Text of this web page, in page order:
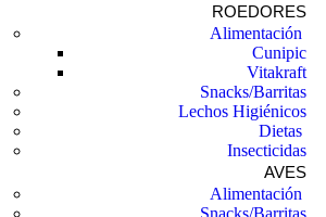
ROEDORES
Alimentación ​
Cunipic
Vitakraft
Snacks/Barritas
Lechos Higiénicos
Dietas ​
Insecticidas
AVES
Alimentación
Snacks/Barritas